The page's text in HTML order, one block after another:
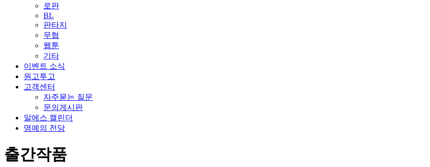
로판
BL
판타지
무협
웹툰
기타
이벤트 소식
원고투고
고객센터
자주묻는 질문
문의게시판
알에스 캘린더
명예의 전당
출간작품